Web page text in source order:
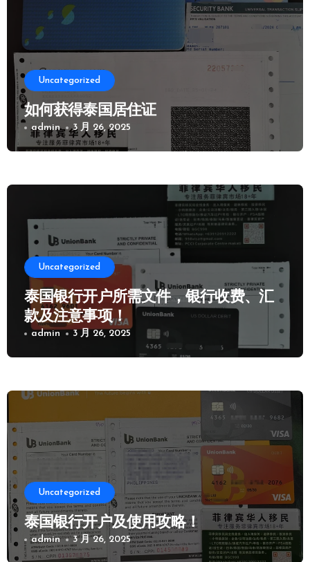
Uncategorized
如何获得泰国居住证
admin 3 月 26, 2025
Uncategorized
泰国银行开户所需文件，银行收费、汇
款及注意事项！
admin 3 月 26, 2025
Uncategorized
泰国银行开户及使用攻略！
admin 3 月 26, 2025